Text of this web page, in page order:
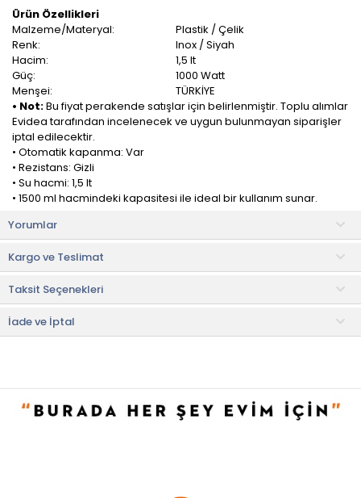
Ürün Özellikleri
Malzeme/Materyal:
Plastik / Çelik
Renk:
Inox / Siyah
Hacim:
1,5 lt
Güç:
1000 Watt
Menşei:
TÜRKİYE
• Not:Bu fiyat perakende satışlar için belirlenmiştir. Toplu alımlar
Evidea tarafından incelenecek ve uygun bulunmayan siparişler
iptal edilecektir.
• Otomatik kapanma: Var
• Rezistans: Gizli
• Su hacmi: 1,5 lt
• 1500 ml hacmindeki kapasitesi ile ideal bir kullanım sunar.
• 1000 watt motor gücü ile etkili bir çalışma performansı
sergileyebilir.
Dış gövde kaplaması plastikten üretilen cihaz, kontrol ve
hakimiyet rahatlığı sunabilir. Alt tabanında yer alan kablo sarma
alanı sayesinde konforlu bir kullanıma sahip kettle,
düzeneğinden kaldırıldığında kendini otomatik olarak kapatır ve
böylece güvenli bir kullanım sunar.
paslanmaz çelikten üretilen kettle, kireç yapmadan kullanılabilir.
Yorumlar
Kargo ve Teslimat
Taksit Seçenekleri
İade ve İptal